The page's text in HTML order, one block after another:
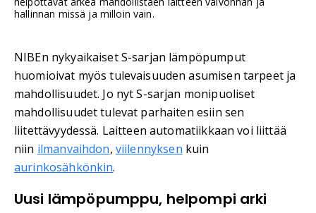
hallinnan missä ja milloin vain.
NIBEn nykyaikaiset S-sarjan lämpöpumput
huomioivat myös tulevaisuuden asumisen tarpeet ja
mahdollisuudet. Jo nyt S-sarjan monipuoliset
mahdollisuudet tulevat parhaiten esiin sen
liitettävyydessä. Laitteen automatiikkaan voi liittää
niin ilmanvaihdon, viilennyksen kuin
aurinkosähkönkin.
Uusi lämpöpumppu, helpompi arki